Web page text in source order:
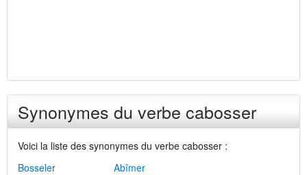
Synonymes du verbe cabosser
Voici la liste des synonymes du verbe cabosser :
Bosseler
Abîmer